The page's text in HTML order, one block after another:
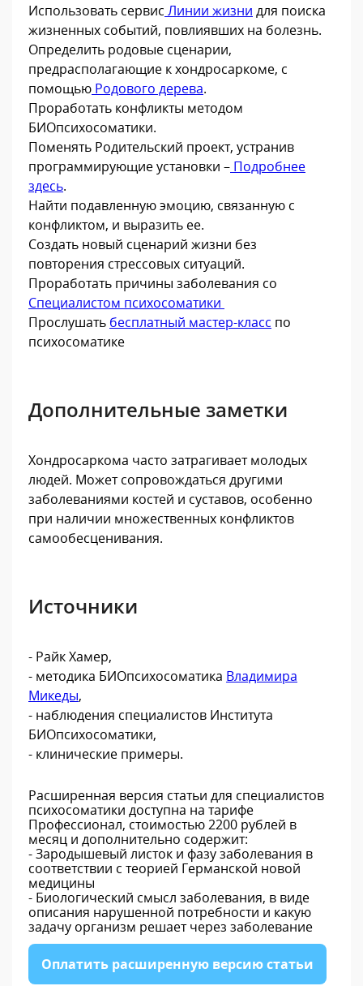
Использовать сервис Линии жизни для поиска
жизненных событий, повлиявших на болезнь.
Определить родовые сценарии,
предрасполагающие к хондросаркоме, с
помощью Родового дерева.
Проработать конфликты методом
БИОпсихосоматики.
Поменять Родительский проект, устранив
программирующие установки – Подробнее
здесь.
Найти подавленную эмоцию, связанную с
конфликтом, и выразить ее.
Создать новый сценарий жизни без
повторения стрессовых ситуаций.
Проработать причины заболевания со
Специалистом психосоматики
Прослушать бесплатный мастер-класс по
психосоматике
Дополнительные заметки
Хондросаркома часто затрагивает молодых
людей. Может сопровождаться другими
заболеваниями костей и суставов, особенно
при наличии множественных конфликтов
самообесценивания.
Источники
- Райк Хамер,
- методика БИОпсихосоматика Владимира
Микеды,
- наблюдения специалистов Института
БИОпсихосоматики,
- клинические примеры.
Расширенная версия статьи для специалистов
психосоматики доступна на тарифе
Профессионал, стоимостью 2200 рублей в
месяц и дополнительно содержит:
- Зародышевый листок и фазу заболевания в
соответствии с теорией Германской новой
медицины
- Биологический смысл заболевания, в виде
описания нарушенной потребности и какую
задачу организм решает через заболевание
Оплатить расширенную версию статьи